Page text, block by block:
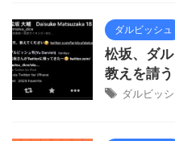
ダルビッシュ
松坂、ダ
教えを請う
ダルビッシ